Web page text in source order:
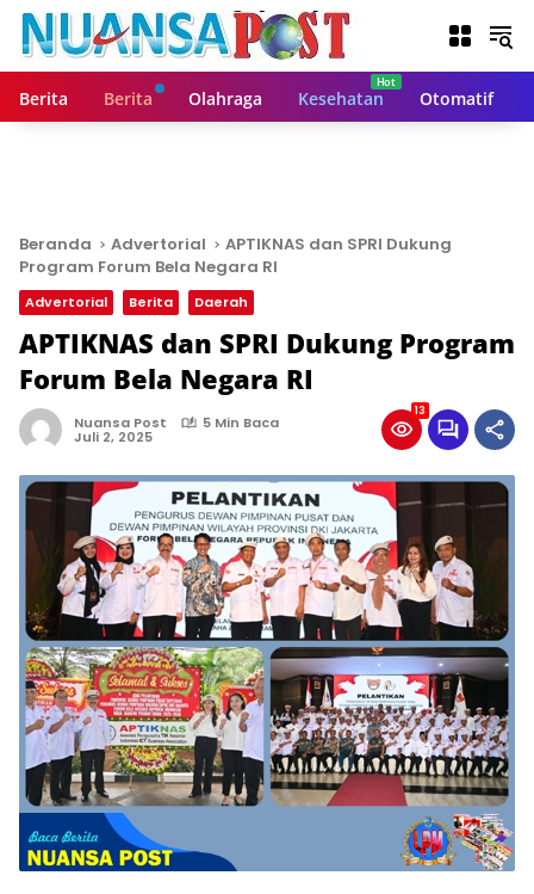
Berita Berita Olahraga Kesehatan Otomatif
Beranda Advertorial
APTIKNAS dan SPRI Dukung
Program Forum Bela Negara RI
Advertorial Berita Daerah
APTIKNAS dan SPRI Dukung Program
Forum Bela Negara RI
Nuansa Post 5 Min Baca
Juli 2, 2025
13